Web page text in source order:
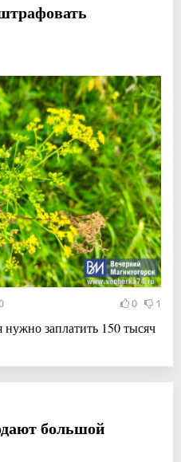
0 1
заплатить 150 тысяч
большой